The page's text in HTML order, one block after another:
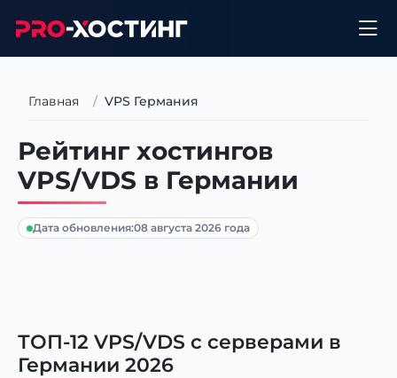
Главная VPS Германия
Рейтинг хостингов
VPS/VDS в Германии
Дата обновления:08 августа 2026 года
ТОП-12 VPS/VDS с серверами в
Германии 2026